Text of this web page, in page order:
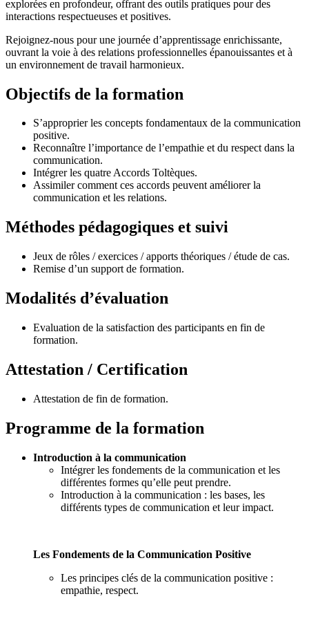
explorées en profondeur, offrant des outils pratiques pour des
interactions respectueuses et positives.
Rejoignez-nous pour une journée d’apprentissage enrichissante,
ouvrant la voie à des relations professionnelles épanouissantes et à
un environnement de travail harmonieux.
Objectifs de la formation
S’approprier les concepts fondamentaux de la communication
positive.
Reconnaître l’importance de l’empathie et du respect dans la
communication.
Intégrer les quatre Accords Toltèques.
Assimiler comment ces accords peuvent améliorer la
communication et les relations.
Méthodes pédagogiques et suivi
Jeux de rôles / exercices / apports théoriques / étude de cas.
Remise d’un support de formation.
Modalités d’évaluation
Evaluation de la satisfaction des participants en fin de
formation.
Attestation / Certification
Attestation de fin de formation.
Programme de la formation
Introduction à la communication
Intégrer les fondements de la communication et les
différentes formes qu’elle peut prendre.
Introduction à la communication : les bases, les
différents types de communication et leur impact.
Les Fondements de la Communication Positive
Les principes clés de la communication positive :
empathie, respect.